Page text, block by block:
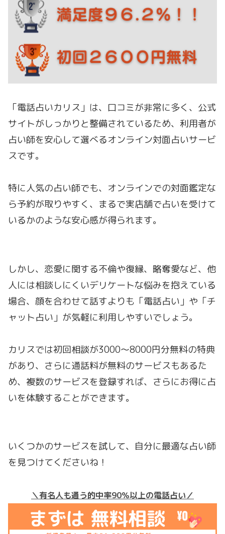
「電話占いカリス」は、口コミが非常に多く、公式
サイトがしっかりと整備されているため、利用者が
占い師を安心して選べるオンライン対面占いサービ
スです。
特に人気の占い師でも、オンラインでの対面鑑定な
ら予約が取りやすく、まるで実店舗で占いを受けて
いるかのような安心感が得られます。
しかし、恋愛に関する不倫や復縁、略奪愛など、他
人には相談しにくいデリケートな悩みを抱えている
場合、顔を合わせて話すよりも「電話占い」や「チ
ャット占い」が気軽に利用しやすいでしょう。
カリスでは初回相談が3000～8000円分無料の特典
があり、さらに通話料が無料のサービスもあるた
め、複数のサービスを登録すれば、さらにお得に占
いを体験することができます。
いくつかのサービスを試して、自分に最適な占い師
を見つけてくださいね！
＼有名人も通う的中率90％以上の電話占い／